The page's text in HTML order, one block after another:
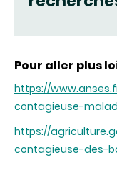
Pour aller plus
https://
contagieuse-
https://
contagieuse-des-